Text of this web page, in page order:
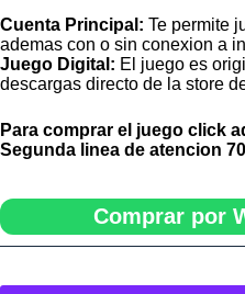
Cuenta Principal: Te permite
ademas con o sin conexion a
Juego Digital: El juego es
descargas directo de la store
Para comprar el juego click
Segunda linea de atencion
Comprar por